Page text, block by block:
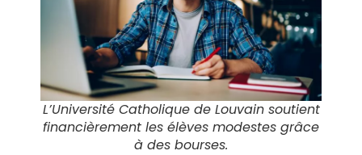
L’Université Catholique de Louvain soutient
financièrement les élèves modestes grâce
à des bourses.